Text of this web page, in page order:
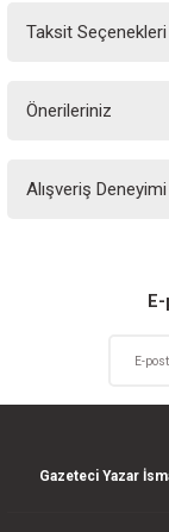
Taksit Seçenekleri
Önerileriniz
yetersiz gördüğünüz
Ürün resmi
Ürün
Ürün bilgilerinde
Ürün fiyatı diğer
Alışveriş Deneyimi
Gazeteci Yazar